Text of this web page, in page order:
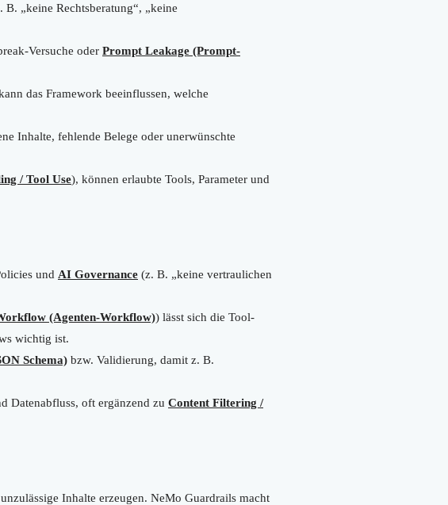
„keine Rechtsberatung“, „keine
Versuche oder Prompt Leakage (Prompt-
das Framework beeinflussen, welche
Inhalte, fehlende Belege oder unerwünschte
/ Tool Use), können erlaubte Tools, Parameter und
und AI Governance (z. B. „keine vertraulichen
(Agenten-Workflow)) lässt sich die Tool-
wichtig ist.
Schema) bzw. Validierung, damit z. B.
Datenabfluss, oft ergänzend zu Content Filtering /
Inhalte erzeugen. NeMo Guardrails macht